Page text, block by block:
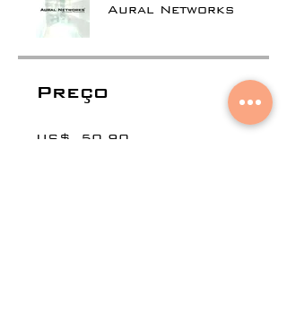
Aural Networks
Preço
US$ 50,90